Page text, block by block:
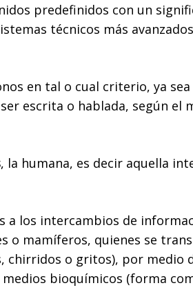
predefinidos con un
técnicos más
en tal o cual criterio, ya
escrita o hablada, según el
, la humana, es decir aquella
a los intercambios de
o mamíferos, quienes se
o gritos), por medio
bioquímicos (forma